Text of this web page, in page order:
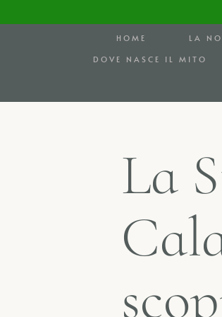
HOME
LA
DOVE NASCE IL MITO
La S
Cal
scop